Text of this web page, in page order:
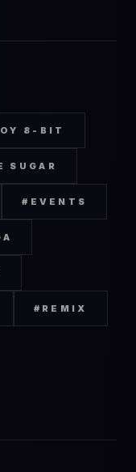
8-BIT
SUGAR
# EVENTS
# REMIX